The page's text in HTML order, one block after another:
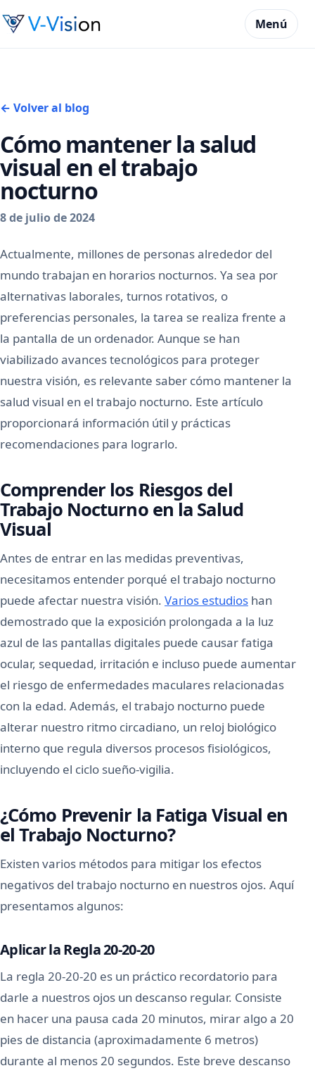
Menú
← Volver al blog
Cómo mantener la salud
visual en el trabajo
nocturno
8 de julio de 2024
Actualmente, millones de personas alrededor del
mundo trabajan en horarios nocturnos. Ya sea por
alternativas laborales, turnos rotativos, o
preferencias personales, la tarea se realiza frente a
la pantalla de un ordenador. Aunque se han
viabilizado avances tecnológicos para proteger
nuestra visión, es relevante saber cómo mantener la
salud visual en el trabajo nocturno. Este artículo
proporcionará información útil y prácticas
recomendaciones para lograrlo.
Comprender los Riesgos del
Trabajo Nocturno en la Salud
Visual
Antes de entrar en las medidas preventivas,
necesitamos entender porqué el trabajo nocturno
puede afectar nuestra visión. Varios estudios han
demostrado que la exposición prolongada a la luz
azul de las pantallas digitales puede causar fatiga
ocular, sequedad, irritación e incluso puede aumentar
el riesgo de enfermedades maculares relacionadas
con la edad. Además, el trabajo nocturno puede
alterar nuestro ritmo circadiano, un reloj biológico
interno que regula diversos procesos fisiológicos,
incluyendo el ciclo sueño-vigilia.
¿Cómo Prevenir la Fatiga Visual en
el Trabajo Nocturno?
Existen varios métodos para mitigar los efectos
negativos del trabajo nocturno en nuestros ojos. Aquí
presentamos algunos:
Aplicar la Regla 20-20-20
La regla 20-20-20 es un práctico recordatorio para
darle a nuestros ojos un descanso regular. Consiste
en hacer una pausa cada 20 minutos, mirar algo a 20
pies de distancia (aproximadamente 6 metros)
durante al menos 20 segundos. Este breve descanso